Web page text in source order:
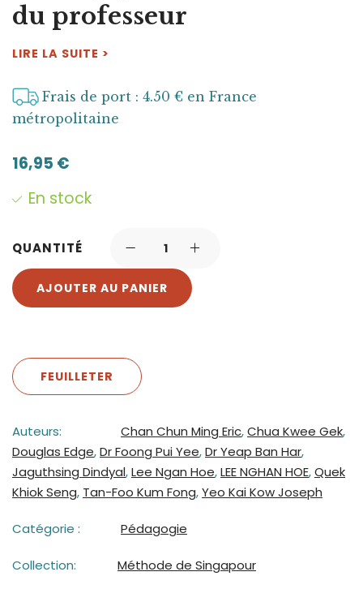
du professeur
LIRE LA SUITE >
Frais de port : 4.50 € en France
métropolitaine
16,95 €
En stock
QUANTITÉ
AJOUTER AU PANIER
FEUILLETER
Auteurs: Chan Chun Ming Eric,Chua Kwee Gek,
Douglas Edge,Dr Foong Pui Yee,Dr Yeap Ban Har,
Jaguthsing Dindyal,Lee Ngan Hoe,LEE NGHAN HOE,Quek
Khiok Seng, Tan-Foo Kum Fong,Yeo Kai Kow Joseph
Catégorie : Pédagogie
Collection: Méthode de Singapour